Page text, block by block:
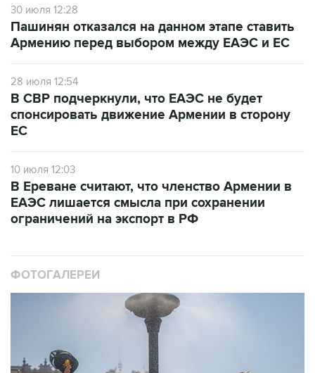
30 июля 12:28
Пашинян отказался на данном этапе ставить
Армению перед выбором между ЕАЭС и ЕС
28 июля 12:54
В СВР подчеркнули, что ЕАЭС не будет
спонсировать движение Армении в сторону
ЕС
10 июля 12:03
В Ереване считают, что членство Армении в
ЕАЭС лишается смысла при сохранении
ограничений на экспорт в РФ
ФОТОГАЛЕРЕИ